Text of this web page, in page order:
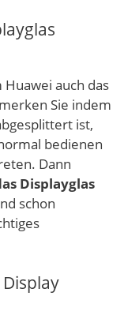
auch das
Sie indem
ist,
bedienen
Dann
Displayglas
schon